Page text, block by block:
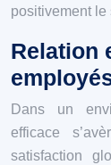
positivement le
Relation
Dans un
efficace
satisfaction